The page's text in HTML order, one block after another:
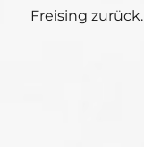
Freising zurück.